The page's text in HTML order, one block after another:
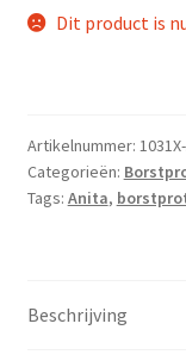
Dit product is
Artikelnummer:
Categorieën:
Tags: Anita,
Beschrijving